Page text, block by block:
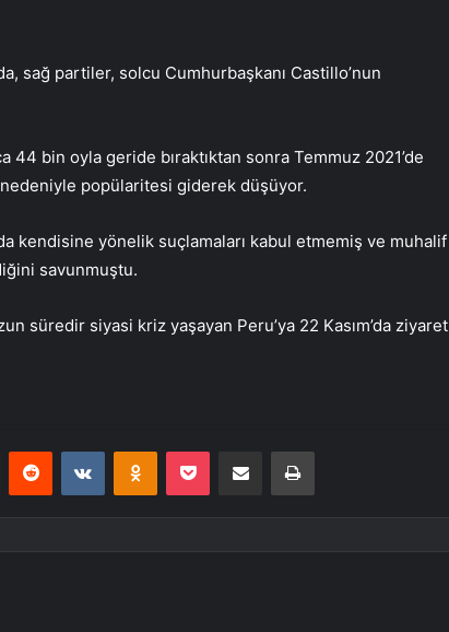
sağ partiler, solcu Cumhurbaşkanı Castillo’nun
44 bin oyla geride bıraktıktan sonra Temmuz 2021’de
popülaritesi giderek düşüyor.
kendisine yönelik suçlamaları kabul etmemiş ve muhalif
savunmuştu.
süredir siyasi kriz yaşayan Peru’ya 22 Kasım’da ziyaret
PinterestReddit VKontakteOdnoklassniki
Pocket E-Posta ile paylaş Yazdır